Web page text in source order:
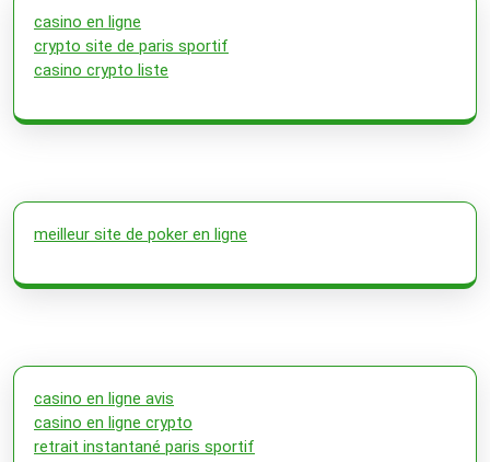
casino en ligne
crypto site de paris sportif
casino crypto liste
meilleur site de poker en ligne
casino en ligne avis
casino en ligne crypto
retrait instantané paris sportif